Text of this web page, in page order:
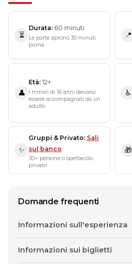
⏳
Durata 60 minuti
Le porte aprono 30 minuti
prima
📍
👤
Età 12+
I minori di 16 anni devono
essere accompagnati da un
adulto
♿
✨
Gruppi & Privato Sali
sul banco
30+ persone o spettacolo
privato
🎁
Domande frequenti
Informazioni sull'esperienza
Informazioni sui biglietti